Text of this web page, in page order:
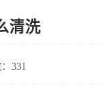
清洗
331